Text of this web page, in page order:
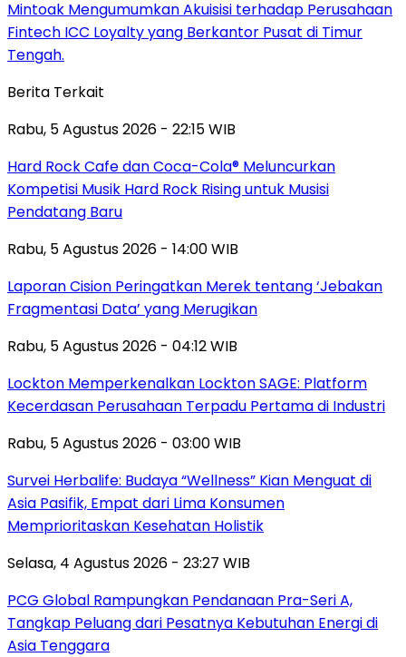
Mintoak Mengumumkan Akuisisi terhadap Perusahaan
Fintech ICC Loyalty yang Berkantor Pusat di Timur
Tengah.
Berita Terkait
Rabu, 5 Agustus 2026 - 22:15 WIB
Hard Rock Cafe dan Coca-Cola® Meluncurkan
Kompetisi Musik Hard Rock Rising untuk Musisi
Pendatang Baru
Rabu, 5 Agustus 2026 - 14:00 WIB
Laporan Cision Peringatkan Merek tentang ‘Jebakan
Fragmentasi Data’ yang Merugikan
Rabu, 5 Agustus 2026 - 04:12 WIB
Lockton Memperkenalkan Lockton SAGE: Platform
Kecerdasan Perusahaan Terpadu Pertama di Industri
Rabu, 5 Agustus 2026 - 03:00 WIB
Survei Herbalife: Budaya “Wellness” Kian Menguat di
Asia Pasifik, Empat dari Lima Konsumen
Memprioritaskan Kesehatan Holistik
Selasa, 4 Agustus 2026 - 23:27 WIB
PCG Global Rampungkan Pendanaan Pra-Seri A,
Tangkap Peluang dari Pesatnya Kebutuhan Energi di
Asia Tenggara